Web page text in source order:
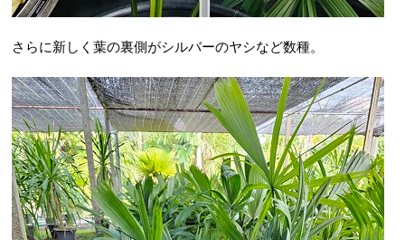
さらに新しく葉の裏側がシルバーのヤシなど数種。